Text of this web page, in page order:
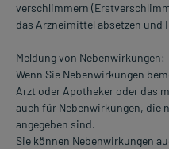
verschlimmern
das Arzneimittel absetzen und
Meldung von Nebenwirkungen:
Wenn Sie Nebenwirkungen
Arzt oder Apotheker oder das
auch für Nebenwirkungen, die
angegeben sind.
Sie können Nebenwirkungen